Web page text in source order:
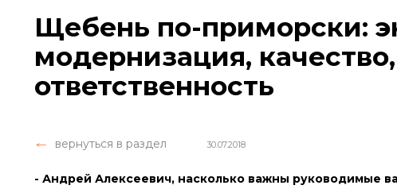
Щебень по-приморски:
модернизация,
ответственность
вернуться в раздел 30.07.2018
- Андрей Алексеевич, насколько важны руководимые